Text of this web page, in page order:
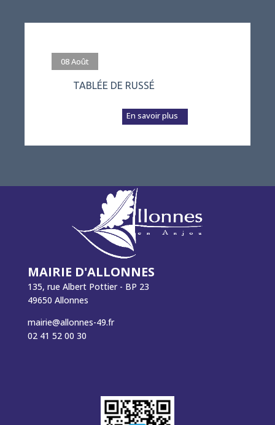
08Août
TABLÉE DE RUSSÉ
En savoir plus
MAIRIE D'ALLONNES
135, rue Albert Pottier - BP 23
49650 Allonnes
mairie@allonnes-49.fr
02 41 52 00 30